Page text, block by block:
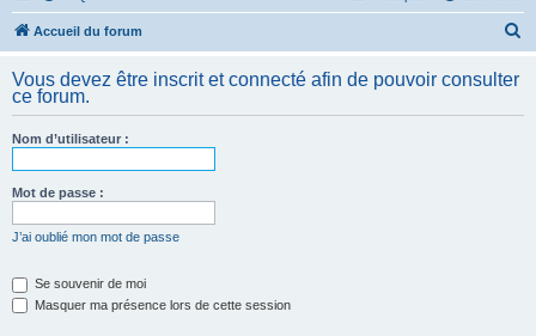
Accueil du forum
h
Vous devez être inscrit et connecté afin de pouvoir consulter
ce forum.
Nom d’utilisateur :
Mot de passe :
J’ai oublié mon mot de passe
Se souvenir de moi
Masquer ma présence lors de cette session